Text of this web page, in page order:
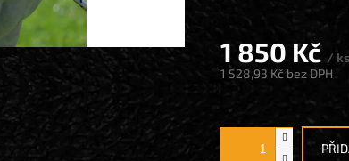
1 850 Kč / ks
1 528,93 Kč bez DPH
Měrná
cena: